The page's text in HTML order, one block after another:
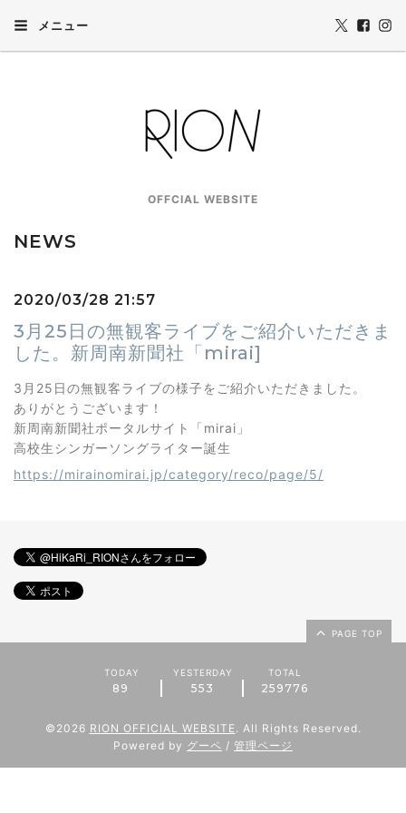
メニュー
OFFCIAL WEBSITE
NEWS
2020/03/28 21:57
3月25日の無観客ライブをご紹介いただきま
した。新周南新聞社「mirai]
3月25日の無観客ライブの様子をご紹介いただきました。
ありがとうございます！
新周南新聞社ポータルサイト「mirai」
高校生シンガーソングライター誕生
https://mirainomirai.jp/category/reco/page/5/
PAGE TOP
TODAY
89
YESTERDAY
553
TOTAL
259776
©2026 RION OFFICIAL WEBSITE. All Rights Reserved.
Powered by グーペ / 管理ページ